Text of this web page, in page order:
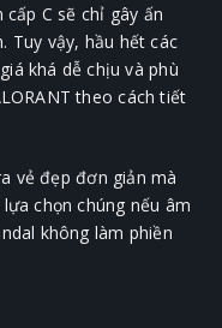
C sẽ chỉ gây ấn
Tuy vậy, hầu hết các
khá dễ chịu và phù
theo cách tiết
vẻ đẹp đơn giản mà
chọn chúng nếu âm
không làm phiền